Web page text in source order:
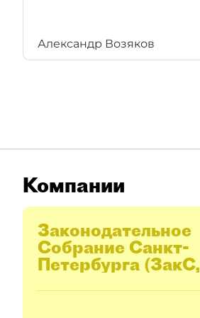
Александр Возяков
Компании
Законодательное
Cобрание Санкт-
Петербурга (ЗакС,